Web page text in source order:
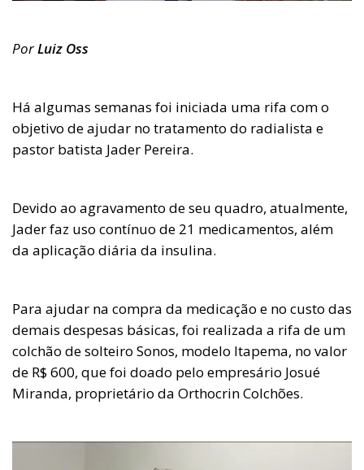
PorLuiz Oss
Há algumas semanas foi iniciada uma rifa com o
objetivo de ajudar no tratamento do radialista e
pastor batista Jader Pereira.
Devido ao agravamento de seu quadro, atualmente,
Jader faz uso contínuo de 21 medicamentos, além
da aplicação diária da insulina.
Para ajudar na compra da medicação e no custo das
demais despesas básicas, foi realizada a rifa de um
colchão de solteiro Sonos, modelo Itapema, no valor
de R$ 600, que foi doado pelo empresário Josué
Miranda, proprietário da Orthocrin Colchões.